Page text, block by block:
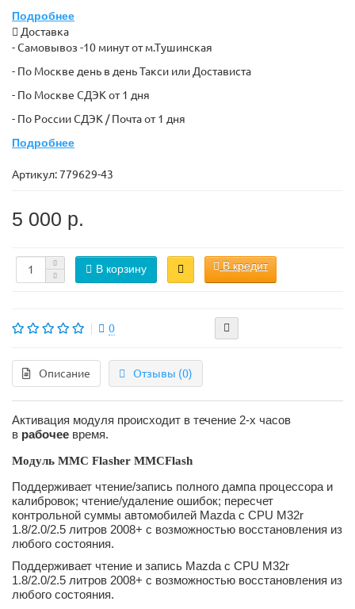
Подробнее
Доставка
- Самовывоз -10 минут от м.Тушинская
- По Москве день в день Такси или Достависта
- По Москве СДЭК от 1 дня
- По России СДЭК / Почта от 1 дня
Подробнее
Артикул:779629-43
5 000 р.
В корзину В кредит
0
Описание Отзывы (0)
Активация модуля происходит в течение 2-х часов
в рабочее время.
Модуль MMC Flasher MMCFlash
Поддерживает чтение/запись полного дампа процессора и
калибровок; чтение/удаление ошибок; пересчет
контрольной суммы автомобилей Mazda с CPU M32r
1.8/2.0/2.5 литров 2008+ с возможностью восстановления из
любого состояния.
Поддерживает чтение и запись Mazda с CPU M32r
1.8/2.0/2.5 литров 2008+ с возможностью восстановления из
любого состояния.